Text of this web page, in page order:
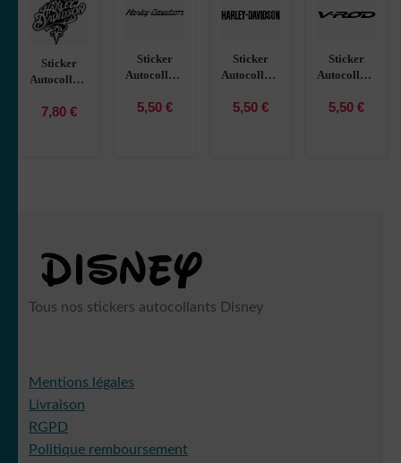
Sticker
Autocollant
davidson
7,80 €
Sticker
Autocollant
Davidson 4
5,50 €
Sticker
Autocollant
Davidson
5,50 €
Sticker
Autocollant
Davidson
5,50 €
Tous nos stickers autocollants Disney
Mentions légales
Livraison
RGPD
Politique remboursement